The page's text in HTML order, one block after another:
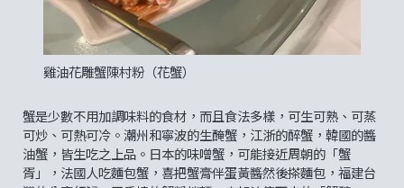
雞油花雕蟹陳村粉（花蟹）
蟹是少數不用加調味料的食材，而且食法多樣，可生可熟、可蒸
可炒、可熱可冷。潮州和寧波的生醃蟹，江浙的醉蟹，韓國的醬
油蟹，皆生吃之上品。日本的味噌蟹，可能接近周朝的「蟹
胥」，法國人吃麵包蟹，喜把蟹膏伴蛋黃醬然後搽麵包，福建台